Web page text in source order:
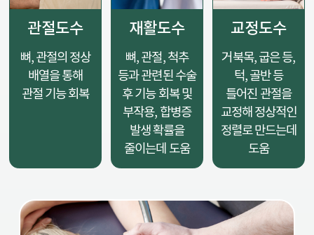
관절도수
뼈, 관절의 정상
배열을 통해
관절 기능 회복
재활도수
뼈, 관절, 척추
등과 관련된 수술
후 기능 회복 및
부작용, 합병증
발생 확률을
줄이는데 도움
교정도수
거북목, 굽은 등,
턱, 골반 등
틀어진 관절을
교정해 정상적인
정렬로 만드는데
도움